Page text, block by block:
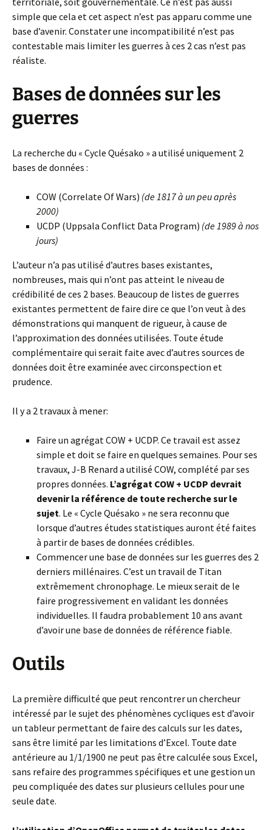
simple que cela et cet aspect n’est pas apparu comme une
base d’avenir. Constater une incompatibilité n’est pas
contestable mais limiter les guerres à ces 2 cas n’est pas
réaliste.
Bases de données sur les
guerres
La recherche du « Cycle Quésako » a utilisé uniquement 2
bases de données :
COW (Correlate Of Wars) (de 1817 à un peu après
2000)
UCDP (Uppsala Conflict Data Program) (de 1989 à nos
jours)
L’auteur n’a pas utilisé d’autres bases existantes,
nombreuses, mais qui n’ont pas atteint le niveau de
crédibilité de ces 2 bases. Beaucoup de listes de guerres
existantes permettent de faire dire ce que l’on veut à des
démonstrations qui manquent de rigueur, à cause de
l’approximation des données utilisées. Toute étude
complémentaire qui serait faite avec d’autres sources de
données doit être examinée avec circonspection et
prudence.
Il y a 2 travaux à mener:
Faire un agrégat COW + UCDP. Ce travail est assez
simple et doit se faire en quelques semaines. Pour ses
travaux, J-B Renard a utilisé COW, complété par ses
propres données. L’agrégat COW + UCDP devrait
devenir la référence de toute recherche sur le
sujet. Le « Cycle Quésako » ne sera reconnu que
lorsque d’autres études statistiques auront été faites
à partir de bases de données crédibles.
Commencer une base de données sur les guerres des 2
derniers millénaires. C’est un travail de Titan
extrêmement chronophage. Le mieux serait de le
faire progressivement en validant les données
individuelles. Il faudra probablement 10 ans avant
d’avoir une base de données de référence fiable.
Outils
La première difficulté que peut rencontrer un chercheur
intéressé par le sujet des phénomènes cycliques est d’avoir
un tableur permettant de faire des calculs sur les dates,
sans être limité par les limitations d’Excel. Toute date
antérieure au 1/1/1900 ne peut pas être calculée sous Excel,
sans refaire des programmes spécifiques et une gestion un
peu compliquée des dates sur plusieurs cellules pour une
seule date.